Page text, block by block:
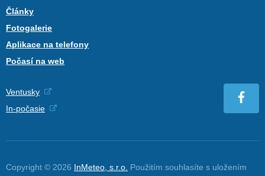
Články
Fotogalerie
Aplikace na telefony
Počasí na web
Ventusky
In-počasie
Copyright © 2026 InMeteo, s.r.o. Použitím souhlasíte s uložením